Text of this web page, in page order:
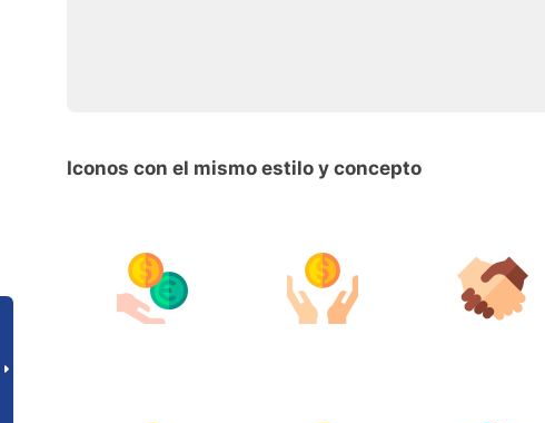
Iconos con el mismo estilo y concepto